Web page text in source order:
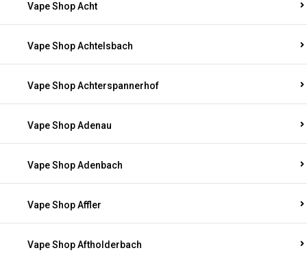
Vape Shop Acht
Vape Shop Achtelsbach
Vape Shop Achterspannerhof
Vape Shop Adenau
Vape Shop Adenbach
Vape Shop Affler
Vape Shop Aftholderbach